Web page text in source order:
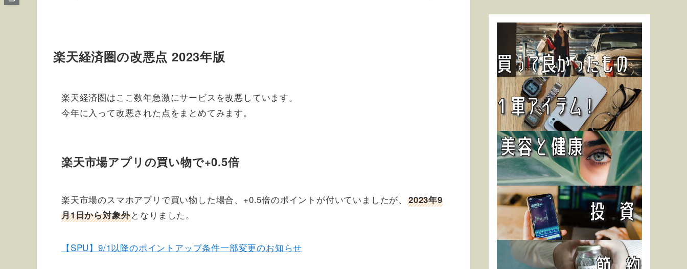
楽天経済圏の改悪点 2023年版
楽天経済圏はここ数年急激にサービスを改悪しています。
今年に入って改悪された点をまとめてみます。
楽天市場アプリの買い物で+0.5倍
楽天市場のスマホアプリで買い物した場合、+0.5倍のポイントが付いていましたが、
2023年9
月1日から対象外となりました。
【SPU】9/1以降のポイントアップ条件一部変更のお知らせ
ブ